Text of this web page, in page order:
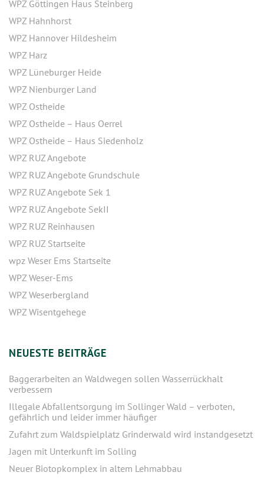
WPZ Göttingen Haus Steinberg
WPZ Hahnhorst
WPZ Hannover Hildesheim
WPZ Harz
WPZ Lüneburger Heide
WPZ Nienburger Land
WPZ Ostheide
WPZ Ostheide – Haus Oerrel
WPZ Ostheide – Haus Siedenholz
WPZ RUZ Angebote
WPZ RUZ Angebote Grundschule
WPZ RUZ Angebote Sek 1
WPZ RUZ Angebote SekII
WPZ RUZ Reinhausen
WPZ RUZ Startseite
wpz Weser Ems Startseite
WPZ Weser-Ems
WPZ Weserbergland
WPZ Wisentgehege
NEUESTE BEITRÄGE
Baggerarbeiten an Waldwegen sollen Wasserrückhalt
verbessern
Illegale Abfallentsorgung im Sollinger Wald – verboten,
gefährlich und leider immer häufiger
Zufahrt zum Waldspielplatz Grinderwald wird instandgesetzt
Jagen mit Unterkunft im Solling
Neuer Biotopkomplex in altem Lehmabbau